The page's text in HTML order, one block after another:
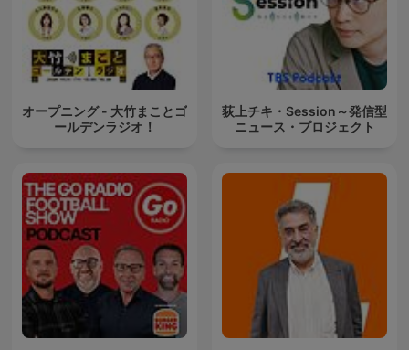
オープニング - 大竹まことゴ
ールデンラジオ！
荻上チキ・Session～発信型
ニュース・プロジェクト